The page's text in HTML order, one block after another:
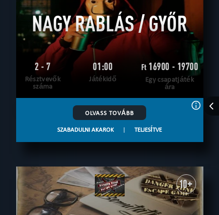
NAGY RABLÁS / GYŐR
2 - 7
Résztvevők
száma
01:00
Játékidő
Ft16900 - 19700
Egy csapatjáték
ára
OLVASS TOVÁBB
SZABADULNI AKAROK | TELJESÍTVE
10+